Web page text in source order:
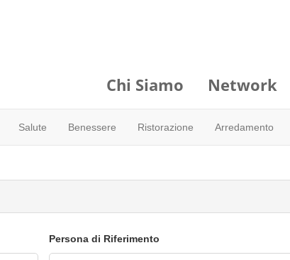
Chi Siamo Network
Salute Benessere Ristorazione Arredamento
Persona di Riferimento